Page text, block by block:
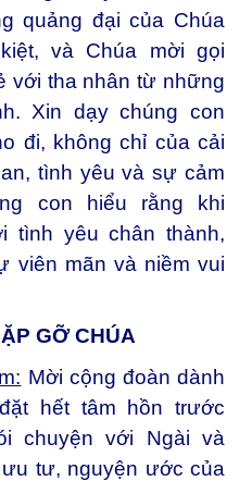
quảng đại của Chúa
và Chúa mời gọi
với tha nhân từ những
Xin dạy chúng con
đi, không chỉ của cải
tình yêu và sự cảm
con hiểu rằng khi
tình yêu chân thành,
viên mãn và niềm vui
GỠ CHÚA
Mời cộng đoàn dành
hết tâm hồn trước
chuyện với Ngài và
tư, nguyện ước của